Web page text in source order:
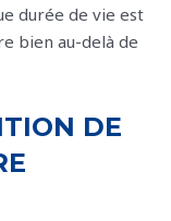
durée de vie est
bien au-delà de
DE